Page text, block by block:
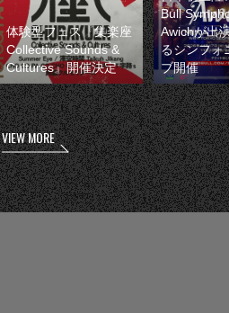
体験型フェス『集楽座
Collective Sounds &
Cultures』開催決定
Bull
Awichが出
るシンフォ
ブ開催
VIEW MORE